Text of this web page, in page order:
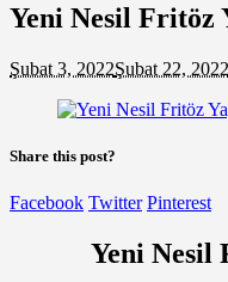
Yeni Nesil Fritöz
Şubat 3, 2022Şubat 22, 2022
Share this post?
Facebook Twitter Pinterest
Yeni Nesil